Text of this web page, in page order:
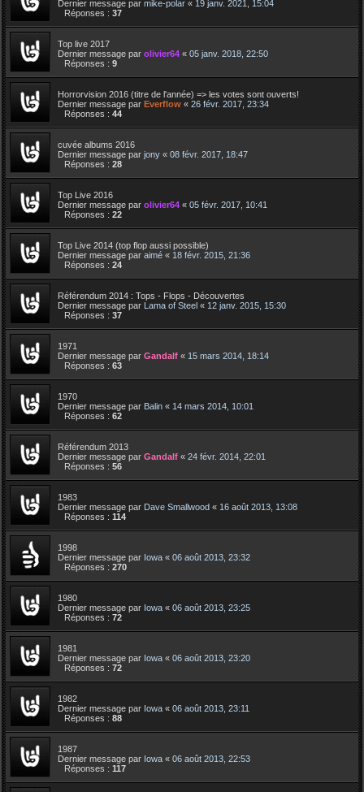
Dernier message par mike-polar « 19 janv. 2021, 15:04
Réponses : 37
Top live 2017
Dernier message par olivier64 « 05 janv. 2018, 22:50
Réponses : 9
Horrorvision 2016 (titre de l'année) => les votes sont ouverts!
Dernier message par Everflow « 26 févr. 2017, 23:34
Réponses : 44
cuvée albums 2016
Dernier message par jony « 08 févr. 2017, 18:47
Réponses : 28
Top Live 2016
Dernier message par olivier64 « 05 févr. 2017, 10:41
Réponses : 22
Top Live 2014 (top flop aussi possible)
Dernier message par aimé « 18 févr. 2015, 21:36
Réponses : 24
Référendum 2014 : Tops - Flops - Découvertes
Dernier message par Lama of Steel « 12 janv. 2015, 15:30
Réponses : 37
1971
Dernier message par Gandalf « 15 mars 2014, 18:14
Réponses : 63
1970
Dernier message par Balin « 14 mars 2014, 10:01
Réponses : 62
Référendum 2013
Dernier message par Gandalf « 24 févr. 2014, 22:01
Réponses : 56
1983
Dernier message par Dave Smallwood « 16 août 2013, 13:08
Réponses : 114
1998
Dernier message par Iowa « 06 août 2013, 23:32
Réponses : 270
1980
Dernier message par Iowa « 06 août 2013, 23:25
Réponses : 72
1981
Dernier message par Iowa « 06 août 2013, 23:20
Réponses : 72
1982
Dernier message par Iowa « 06 août 2013, 23:11
Réponses : 88
1987
Dernier message par Iowa « 06 août 2013, 22:53
Réponses : 117